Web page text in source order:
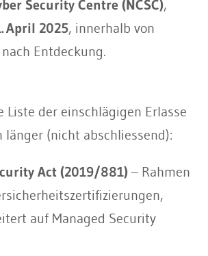
Security Centre (NCSC),
April 2025, innerhalb von
Entdeckung.
Liste der einschlägigen Erlasse
(nicht abschliessend):
Act (2019/881) – Rahmen
auf Managed Security